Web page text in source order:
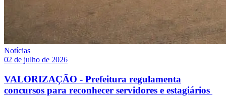
Notícias
02 de julho de 2026
VALORIZAÇÃO - Prefeitura regulamenta
concursos para reconhecer servidores e estagiários